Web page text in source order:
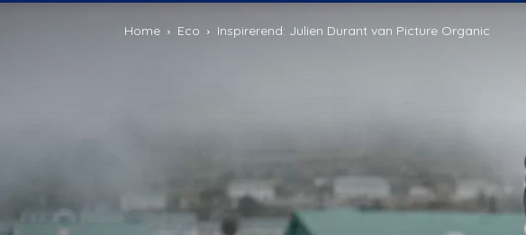
Home Eco Inspirerend: Julien Durant van Picture Organic